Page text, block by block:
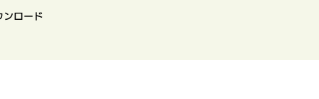
ンロード